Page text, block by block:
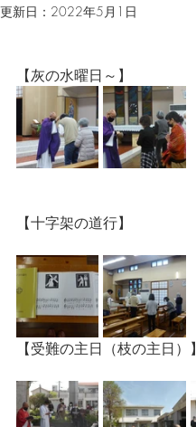
更新日： 2022年5月1日
【灰の水曜日～】
【十字架の道行】
【受難の主日（枝の主日）】